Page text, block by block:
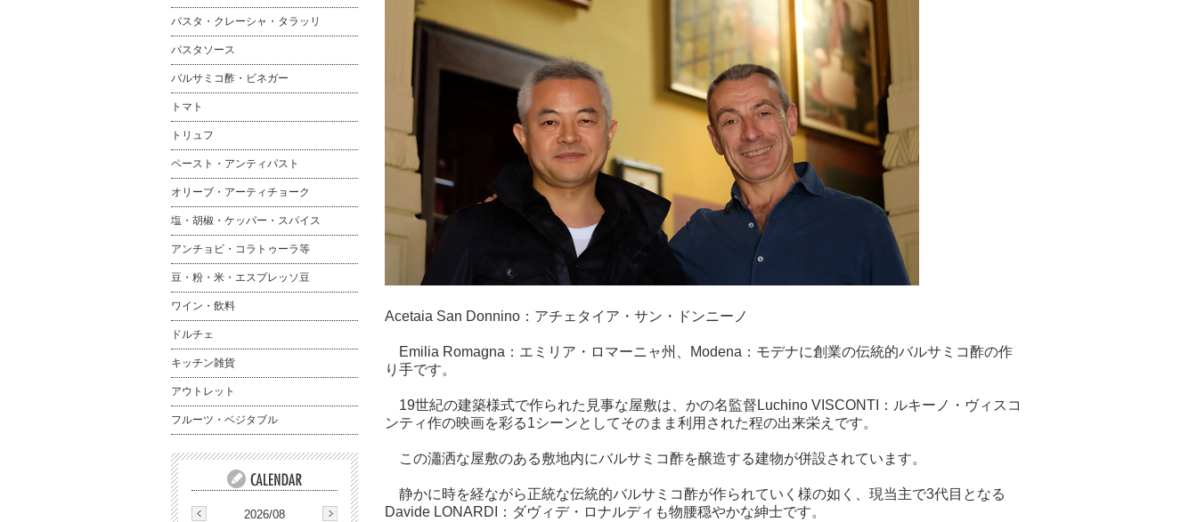
Acetaia San Donnino：アチェタイア・サン・ドンニーノ
Emilia Romagna：エミリア・ロマーニャ州、Modena：モデナに創業の伝統的バルサミコ酢の作
り手です。
19世紀の建築様式で作られた見事な屋敷は、かの名監督Luchino VISCONTI：ルキーノ・ヴィスコ
ンティ作の映画を彩る1シーンとしてそのまま利用された程の出来栄えです。
この瀟洒な屋敷のある敷地内にバルサミコ酢を醸造する建物が併設されています。
静かに時を経ながら正統な伝統的バルサミコ酢が作られていく様の如く、現当主で3代目となる
Davide LONARDI：ダヴィデ・ロナルディも物腰穏やかな紳士です。
パスタ・クレーシャ・タラッリ
パスタソース
バルサミコ酢・ビネガー
トマト
トリュフ
ペースト・アンティパスト
オリーブ・アーティチョーク
塩・胡椒・ケッパー・スパイス
アンチョビ・コラトゥーラ等
豆・粉・米・エスプレッソ豆
ワイン・飲料
ドルチェ
キッチン雑貨
アウトレット
フルーツ・ベジタブル
2026/08